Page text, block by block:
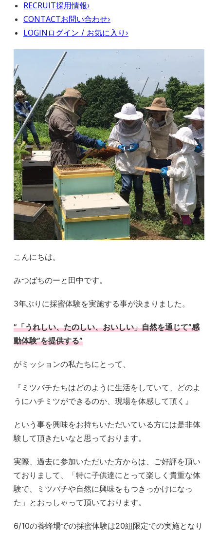
RECRUIT採用情報›
CONTACTお問い合わせ›
LOGIN ログイン / お気に入り ›
こんにちは。
みつばちのーと田中です。
3年ぶりに採蜜体験を実施する事が決まりました。
”「うれしい、たのしい、おいしい」自然を通じて”感
動体験”を提供する”
がミッションの私たちにとって、
『ミツバチたちはどのように生活をしていて、どのよ
うにハチミツができるのか、現場を体感して頂く』
という事を興味をお持ちいただいている方には是非体
験して頂きたいなと思っております。
実際、過去に参加いただいた方からは、ご好評を頂い
ておりまして、「特に子供達にとって楽しく貴重な体
験で、ミツバチや自然に興味をもつきっかけになっ
た」とおっしゃって頂いております。
6/10の養蜂場での採蜜体験は20組限定での実施となり